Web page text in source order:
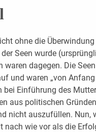
ohne die
Seen wurde
waren dagegen. Die
und waren „von Anfang
Einführung des
aus politischen
nicht auszufüllen. Nun,
nach wie vor als die